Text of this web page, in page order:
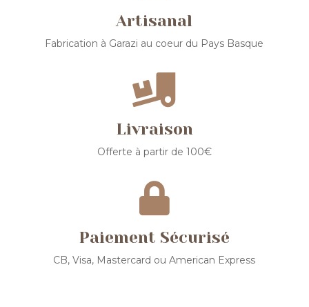
Artisanal
Fabrication à Garazi au coeur du Pays Basque

Livraison
Offerte à partir de 100€

Paiement Sécurisé
CB, Visa, Mastercard ou American Express